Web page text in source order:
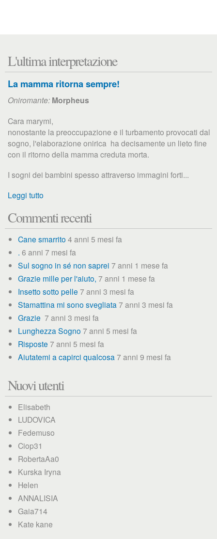
L'ultima interpretazione
La mamma ritorna sempre!
Oniromante: Morpheus
Cara marymi,
nonostante la preoccupazione e il turbamento provocati dal
sogno, l'elaborazione onirica ha decisamente un lieto fine
con il ritorno della mamma creduta morta.
I sogni dei bambini spesso attraverso immagini forti...
Leggi tutto
Commenti recenti
Cane smarrito 4 anni 5 mesi fa
. 6 anni 7 mesi fa
Sul sogno in sé non saprei 7 anni 1 mese fa
Grazie mille per l'aiuto, 7 anni 1 mese fa
Insetto sotto pelle 7 anni 3 mesi fa
Stamattina mi sono svegliata7 anni 3 mesi fa
Grazie 7 anni 3 mesi fa
Lunghezza Sogno 7 anni 5 mesi fa
Risposte 7 anni 5 mesi fa
Aiutatemi a capirci qualcosa7 anni 9 mesi fa
Nuovi utenti
Elisabeth
LUDOVICA
Fedemuso
Ciop31
RobertaAa0
Kurska Iryna
Helen
ANNALISIA
Gaia714
Kate kane